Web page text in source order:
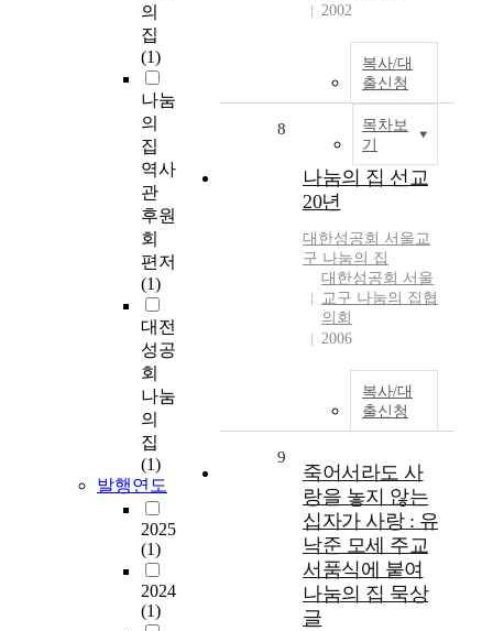
의
집
(1)
나눔
의
집
역사
관
후원
회
편저
(1)
대전
성공
회
나눔
의
집
(1)
발행연도
2025
(1)
2024
(1)
2002
복사/대
출신청
목차보
기
8
나눔의 집 선교
20년
대한성공회 서울교
구 나눔의 집
대한성공회 서울
교구 나눔의 집협
의회
2006
복사/대
출신청
9
죽어서라도 사
랑을 놓지 않는
십자가 사랑 : 유
낙준 모세 주교
서품식에 붙여
나눔의 집 묵상
글